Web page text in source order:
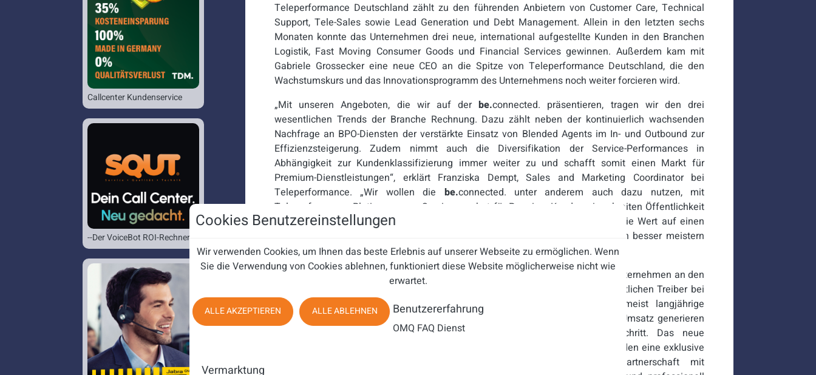
Teleperformance Deutschland zählt zu den führenden Anbietern von Customer Care, Technical
Support, Tele-Sales sowie Lead Generation und Debt Management. Allein in den letzten sechs
Monaten konnte das Unternehmen drei neue, international aufgestellte Kunden in den Branchen
Logistik, Fast Moving Consumer Goods und Financial Services gewinnen. Außerdem kam mit
Gabriele Grossecker eine neue CEO an die Spitze von Teleperformance Deutschland, die den
Wachstumskurs und das Innovationsprogramm des Unternehmens noch weiter forcieren wird.
„Mit unseren Angeboten, die wir auf derbe.connected. präsentieren, tragen wir den drei
wesentlichen Trends der Branche Rechnung. Dazu zählt neben der kontinuierlich wachsenden
Nachfrage an BPO-Diensten der verstärkte Einsatz von Blended Agents im In- und Outbound zur
Effizienzsteigerung. Zudem nimmt auch die Diversifikation der Service-Performances in
Abhängigkeit zur Kundenklassifizierung immer weiter zu und schafft somit einen Markt für
Premium-Dienstleistungen“, erklärt Franziska Dempt, Sales and Marketing Coordinator bei
Teleperformance. „Wir wollen die be.connected. unter anderem auch dazu nutzen, mit
Teleperformance Platinum unser Serviceangebot für Premium-Kunden einer breiten Öffentlichkeit
vorzustellen. Die vergangenen Jahre haben klar gezeigt, dass Unternehmen, die Wert auf einen
unverwechselbaren Kundenservice legen, auch wirtschaftlich schwierige Zeiten besser meistern
als ihre Wettbewerber.“
Die steigende Bedeutung von Kundenloyalität, die verstärkte Ausrichtung von Unternehmen an den
Bedürfnissen der Kunden und der zunehmende Kostendruck waren die wesentlichen Treiber bei
der Entwicklung von Teleperformance Platinum. Da Premium-Kunden zumeist langjährige
Geschäftsbeziehungen zu Firmen unterhalten und in der Regel deutlich mehr Umsatz generieren
als andere Kunden, ist eine besondere Kundenpflege ein logischer Schritt. Das neue
Serviceangebot ermöglicht es Unternehmen dabei nicht nur ihren Premium-Kunden eine exklusive
und persönlich wertschätzende Dienstleistung anzubieten. Die BPO-Partnerschaft mit
Callcenter Kundenservice
--Der VoiceBot ROI-Rechner--
Cookies Benutzereinstellungen
Wir verwenden Cookies, um Ihnen das beste Erlebnis auf unserer Webseite zu ermöglichen. Wenn
Sie die Verwendung von Cookies ablehnen, funktioniert diese Website möglicherweise nicht wie
erwartet.
ALLE AKZEPTIEREN ALLE ABLEHNEN Benutzererfahrung
OMQ FAQ Dienst
Vermarktung